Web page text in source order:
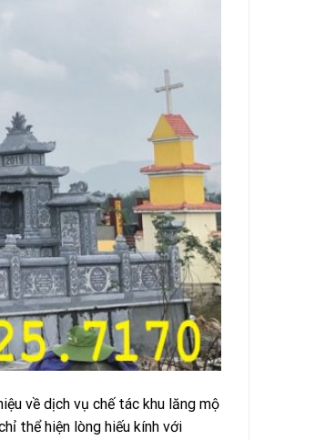
về dịch vụ chế tác khu lăng mộ
thể hiện lòng hiếu kính với